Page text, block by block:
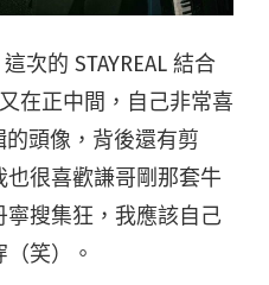
次的 STAYREAL 結合
在正中間，自己非常喜
頭像，背後還有剪
很喜歡謙哥剛那套牛
搜集狂，我應該自己
笑）。